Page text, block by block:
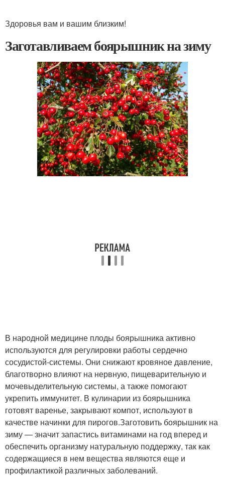
Здоровья вам и вашим близким!
Заготавливаем боярышник на зиму
В народной медицине плоды боярышника активно
используются для регулировки работы сердечно
сосудистой-системы. Они снижают кровяное давление,
благотворно влияют на нервную, пищеварительную и
мочевыделительную системы, а также помогают
укрепить иммунитет. В кулинарии из боярышника
готовят варенье, закрывают компот, используют в
качестве начинки для пирогов.Заготовить боярышник на
зиму — значит запастись витаминами на год вперед и
обеспечить организму натуральную поддержку, так как
содержащиеся в нем вещества являются еще и
профилактикой различных заболеваний.